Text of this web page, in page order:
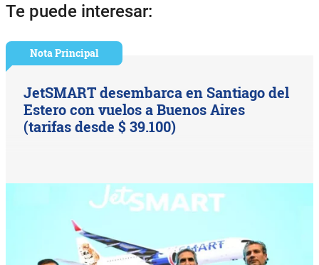
Te puede interesar:
Nota Principal
JetSMART desembarca en Santiago del
Estero con vuelos a Buenos Aires
(tarifas desde $ 39.100)